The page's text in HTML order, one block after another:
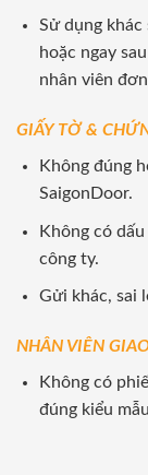
Sử dụng
hoặc ngay
nhân viên
GIẤY TỜ &
Không đúng
SaigonDoor.
Không có
công ty.
Gửi khác, sai
NHÂN VIÊN
Không có
đúng kiểu